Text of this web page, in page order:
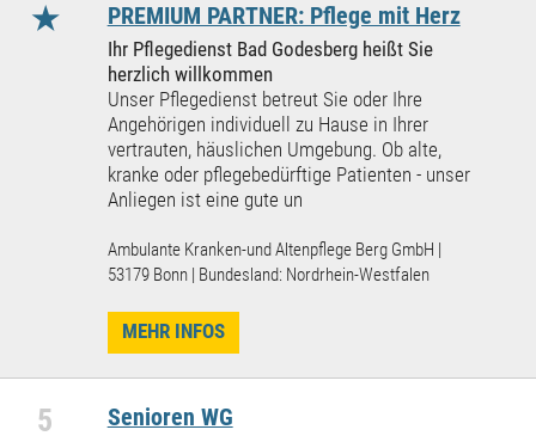
★ PREMIUM PARTNER: Pflege mit Herz
Ihr Pflegedienst Bad Godesberg heißt Sie
herzlich willkommen
Unser Pflegedienst betreut Sie oder Ihre
Angehörigen individuell zu Hause in Ihrer
vertrauten, häuslichen Umgebung. Ob alte,
kranke oder pflegebedürftige Patienten - unser
Anliegen ist eine gute un
Ambulante Kranken-und Altenpflege Berg GmbH |
53179 Bonn | Bundesland: Nordrhein-Westfalen
MEHR INFOS
5 Senioren WG